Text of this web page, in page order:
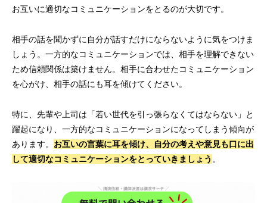
お互いに適切なコミュニケーションをとるのが大切です。
相手の話を聞かずに自分が話すだけにならないように気をつけま
しょう。一方的なコミュニケーションでは、相手を理解できない
ため信頼関係は築けません。相手に合わせたコミュニケーション
を心がけ、相手の話にも耳を傾けてください。
特に、先輩や上司は「若い世代を引っ張らなくてはならない」と
躍起になり、一方的なコミュニケーションになってしまう傾向が
あります。 お互いの言葉に耳を傾け、自分の考えや意見も口に出
して適切なコミュニケーションをとっていきましょう 。